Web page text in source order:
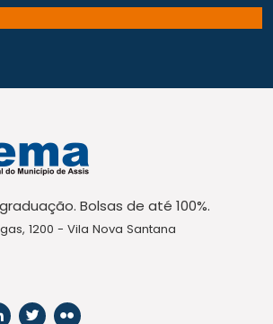
Bolsas de até 100%.
1200 - Vila Nova Santana